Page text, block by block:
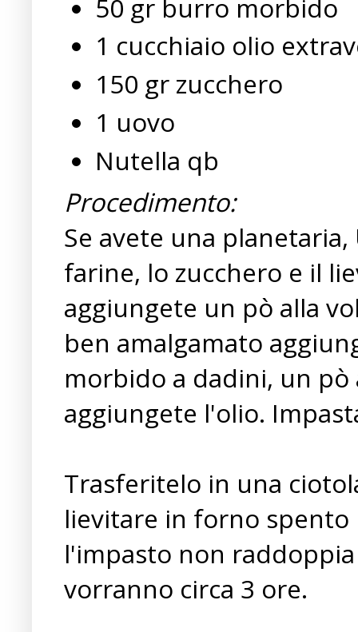
50 gr burro morbido
1 cucchiaio olio
150 gr zucchero
1 uovo
Nutella qb
Procedimento:
Se avete una planetaria,
farine, lo zucchero e il
aggiungete un pò alla
ben amalgamato
morbido a dadini, un
aggiungete l'olio.
Trasferitelo in una
lievitare in forno spento
l'impasto non
vorranno circa 3 ore.